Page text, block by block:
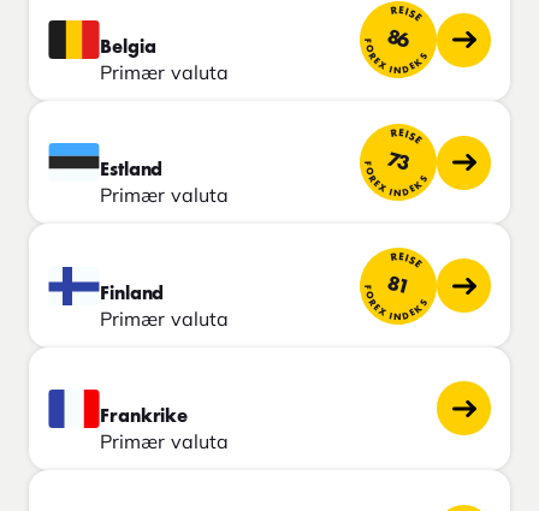
Belgia
Primær valuta
REISE
86
FOREX INDEKS
Estland
Primær valuta
REISE
73
FOREX INDEKS
Finland
Primær valuta
REISE
81
FOREX INDEKS
Frankrike
Primær valuta